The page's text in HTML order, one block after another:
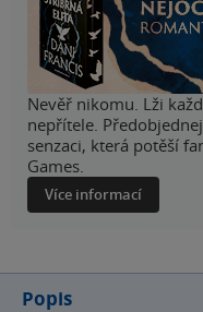
Nevěř nikomu. Lži
nepřítele.
senzaci, která potěší
Games.
Více informací
Popis